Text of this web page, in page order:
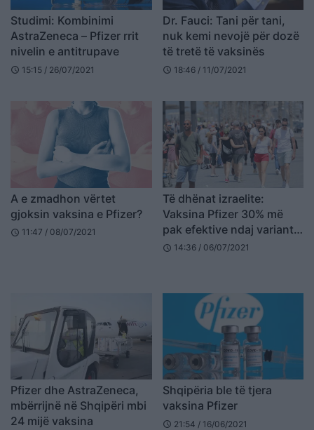
Studimi: Kombinimi
AstraZeneca – Pfizer rrit
nivelin e antitrupave
schedule 15:15 / 26/07/2021
Dr. Fauci: Tani për tani,
nuk kemi nevojë për dozë
të tretë të vaksinës
schedule 18:46 / 11/07/2021
A e zmadhon vërtet
gjoksin vaksina e Pfizer?
schedule 11:47 / 08/07/2021
Të dhënat izraelite:
Vaksina Pfizer 30% më
pak efektive ndaj variantit
Delta
schedule 14:36 / 06/07/2021
Pfizer dhe AstraZeneca,
mbërrijnë në Shqipëri mbi
24 mijë vaksina
Shqipëria ble të tjera
vaksina Pfizer
schedule 21:54 / 16/06/2021